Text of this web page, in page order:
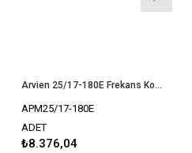
Arvien 25/17-180E Frekans Kontrollü Sirkülasyon Pompası
APM25/17-180E
ADET
₺8.376,04